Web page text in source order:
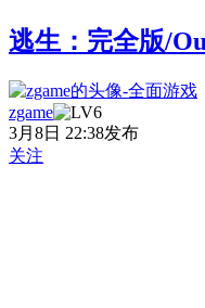
逃生：完全版/
zgame
3月8日 22:38发布
关注